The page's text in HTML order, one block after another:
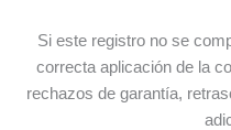
Si este registro no se
correcta aplicación de la
rechazos de garantía,